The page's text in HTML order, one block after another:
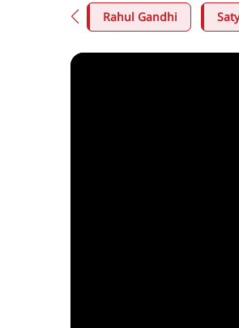
Rahul Gandhi